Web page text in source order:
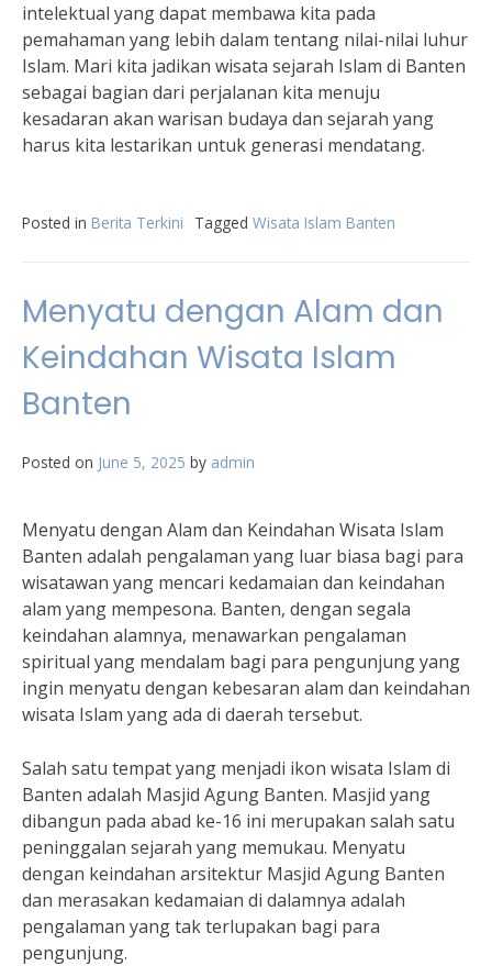
intelektual yang dapat membawa kita pada
pemahaman yang lebih dalam tentang nilai-nilai luhur
Islam. Mari kita jadikan wisata sejarah Islam di Banten
sebagai bagian dari perjalanan kita menuju
kesadaran akan warisan budaya dan sejarah yang
harus kita lestarikan untuk generasi mendatang.
Posted in Berita Terkini Tagged Wisata Islam Banten
Menyatu dengan Alam dan
Keindahan Wisata Islam
Banten
Posted on June 5, 2025 by admin
Menyatu dengan Alam dan Keindahan Wisata Islam
Banten adalah pengalaman yang luar biasa bagi para
wisatawan yang mencari kedamaian dan keindahan
alam yang mempesona. Banten, dengan segala
keindahan alamnya, menawarkan pengalaman
spiritual yang mendalam bagi para pengunjung yang
ingin menyatu dengan kebesaran alam dan keindahan
wisata Islam yang ada di daerah tersebut.
Salah satu tempat yang menjadi ikon wisata Islam di
Banten adalah Masjid Agung Banten. Masjid yang
dibangun pada abad ke-16 ini merupakan salah satu
peninggalan sejarah yang memukau. Menyatu
dengan keindahan arsitektur Masjid Agung Banten
dan merasakan kedamaian di dalamnya adalah
pengalaman yang tak terlupakan bagi para
pengunjung.